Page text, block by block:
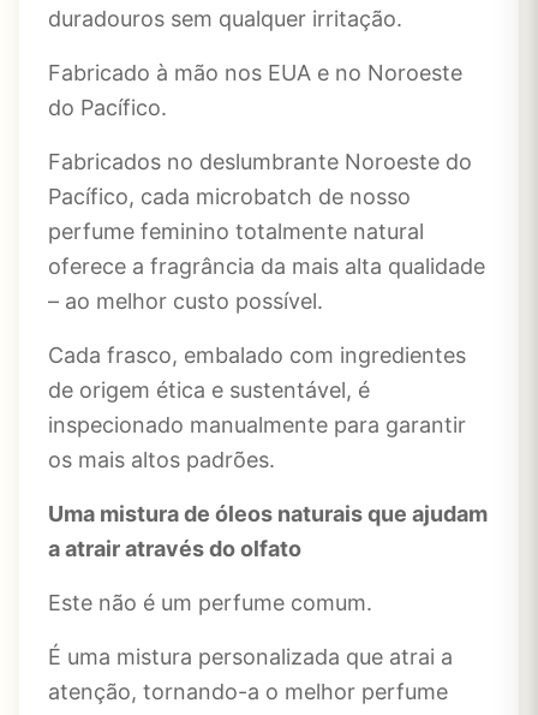
duradouros sem qualquer irritação.
Fabricado à mão nos EUA e no Noroeste
do Pacífico.
Fabricados no deslumbrante Noroeste do
Pacífico, cada microbatch de nosso
perfume feminino totalmente natural
oferece a fragrância da mais alta qualidade
– ao melhor custo possível.
Cada frasco, embalado com ingredientes
de origem ética e sustentável, é
inspecionado manualmente para garantir
os mais altos padrões.
Uma mistura de óleos naturais que ajudam
a atrair através do olfato
Este não é um perfume comum.
É uma mistura personalizada que atrai a
atenção, tornando-a o melhor perfume